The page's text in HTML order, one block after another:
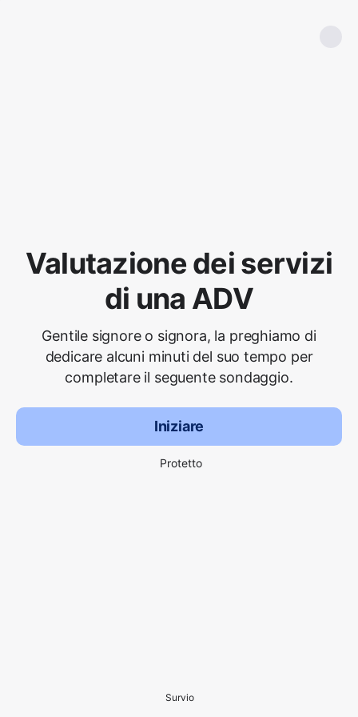
Valutazione dei servizi
di una ADV
Gentile signore o signora, la preghiamo di
dedicare alcuni minuti del suo tempo per
completare il seguente sondaggio.
Iniziare
Protetto
Survio